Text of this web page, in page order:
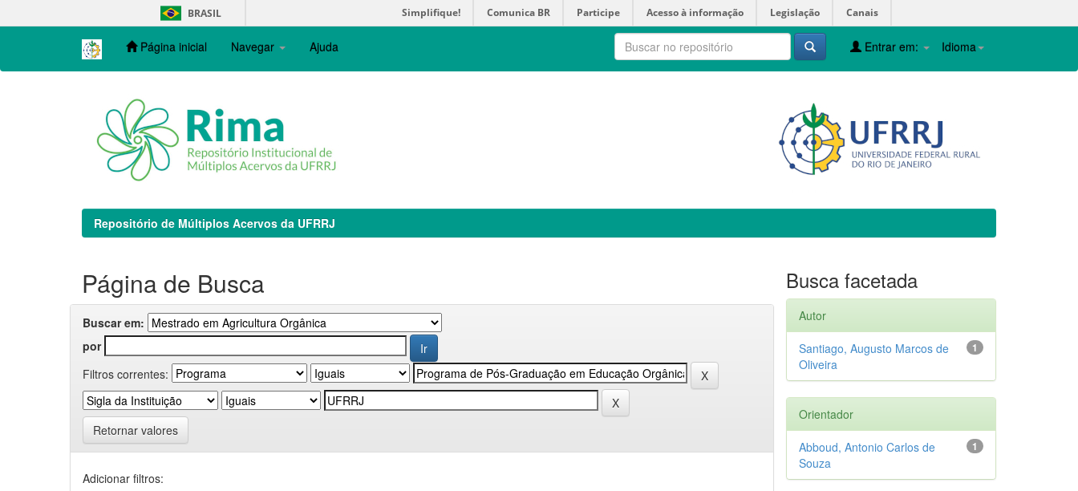
navigation
BRASIL Simplifique! Comunica BR Participe Acesso à informação Legislação Canais
Página inicial Navegar Ajuda Idioma
Entrar em:
Repositório de Múltiplos Acervos da UFRRJ
Página de Busca
Buscar em:
por
Filtros correntes:
Retornar valores
Adicionar filtros:
Busca facetada
Autor
1
Santiago, Augusto Marcos de
Oliveira
Orientador
1
Abboud, Antonio Carlos de
Souza